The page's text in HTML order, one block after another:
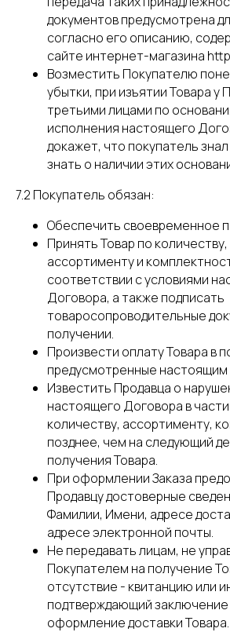
документов предусмотрена
согласно его описанию,
сайте интернет-магазина
Возместить Покупателю
убытки, при изъятии Товара у
третьими лицами по
исполнения настоящего
докажет, что покупатель
знать о наличии этих
7.2 Покупатель обязан:
Обеспечить своевременное
Принять Товар по количеству,
ассортименту и
соответствии с условиями
Договора, а также подписать
товаросопроводительные
получении.
Произвести оплату Товара в
предусмотренные
Известить Продавца о
настоящего Договора в
количеству, ассортименту,
позднее, чем на следующий
получения Товара.
При оформлении Заказа
Продавцу достоверные
Фамилии, Имени, адресе
адресе электронной почты.
Не передавать лицам, не
Покупателем на получение
отсутствие - квитанцию или
подтверждающий
оформление доставки Товара.